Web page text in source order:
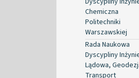
Chemiczna
Politechniki
Warszawskiej
Rada Naukowa
Dyscypliny
Lądowa,
Transport